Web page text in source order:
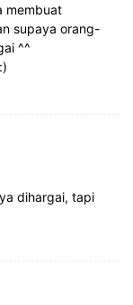
membuat
supaya orang-
^^
dihargai, tapi